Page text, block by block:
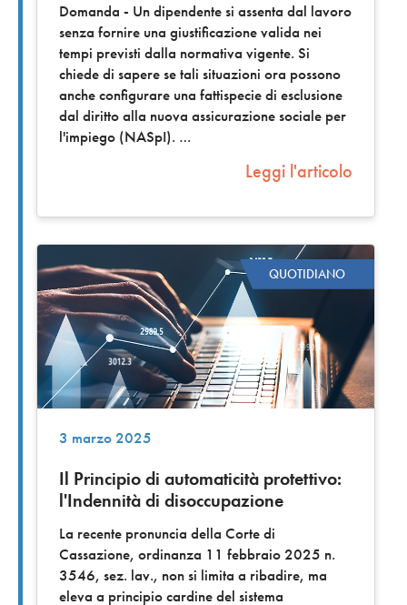
Domanda - Un dipendente si assenta dal lavoro
senza fornire una giustificazione valida nei
tempi previsti dalla normativa vigente. Si
chiede di sapere se tali situazioni ora possono
anche configurare una fattispecie di esclusione
dal diritto alla nuova assicurazione sociale per
l'impiego (NASpI).
Leggi l'articolo
QUOTIDIANO
3 marzo 2025
Il Principio di automaticità protettivo:
l'Indennità di disoccupazione
La recente pronuncia della Corte di
Cassazione, ordinanza 11 febbraio 2025 n.
3546, sez. lav., non si limita a ribadire, ma
eleva a principio cardine del sistema